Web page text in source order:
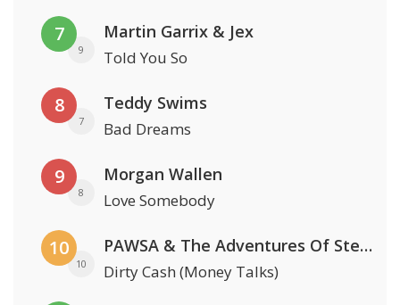
7
9
Martin Garrix & Jex
Told You So
8
7
Teddy Swims
Bad Dreams
9
8
Morgan Wallen
Love Somebody
10
10
PAWSA & The Adventures Of Stevie V
Dirty Cash (Money Talks)